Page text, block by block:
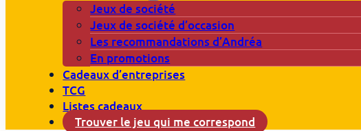
Jeux de société
Jeux de société d’occasion
Les recommandations d’Andréa
En promotions
Cadeaux d’entreprises
TCG
Listes cadeaux
Trouver le jeu qui me correspond